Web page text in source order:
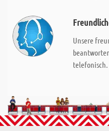
Unsere
telefonisch.